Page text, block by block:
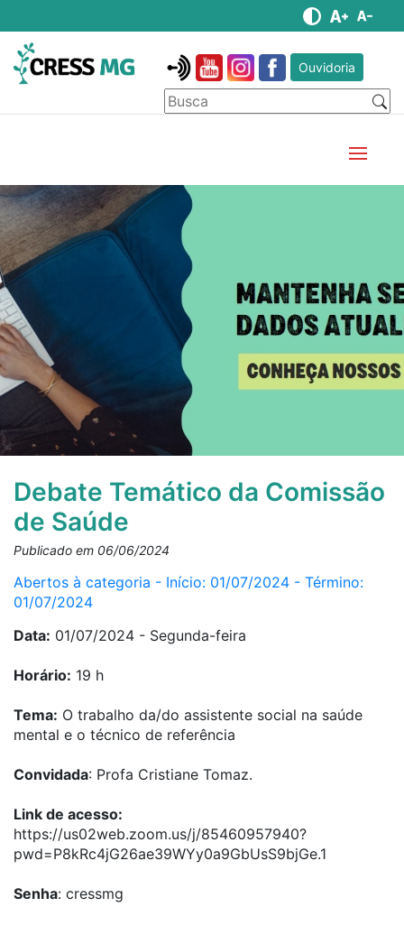
Ouvidoria
Debate Temático da Comissão
de Saúde
Publicado em 06/06/2024
Abertos à categoria - Início: 01/07/2024 - Término:
01/07/2024
Data: 01/07/2024 - Segunda-feira
Horário: 19 h
Tema: O trabalho da/do assistente social na saúde
mental e o técnico de referência
Convidada: Profa Cristiane Tomaz.
Link de acesso:
https://us02web.zoom.us/j/85460957940?
pwd=P8kRc4jG26ae39WYy0a9GbUsS9bjGe.1
Senha: cressmg